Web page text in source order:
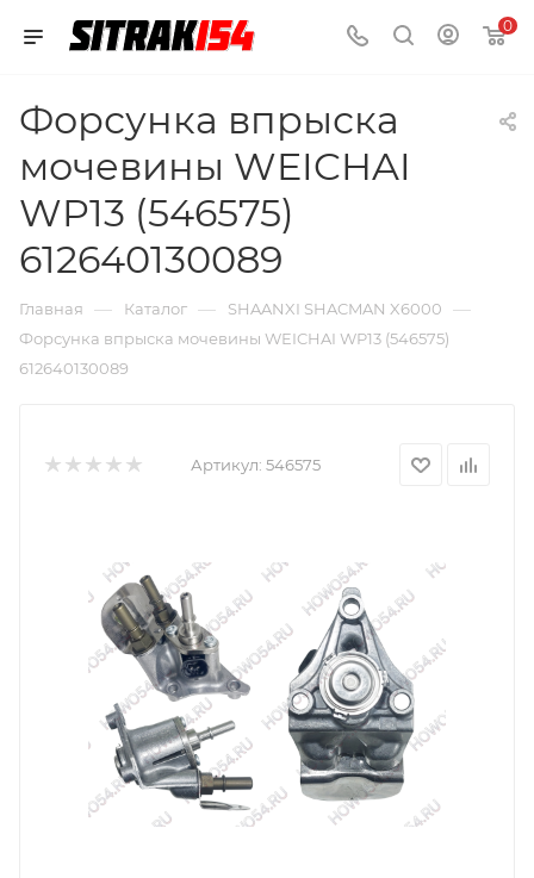
0
Форсунка впрыска
мочевины WEICHAI
WP13 (546575)
612640130089
Главная — Каталог — SHAANXI SHACMAN X6000 —
Форсунка впрыска мочевины WEICHAI WP13 (546575)
612640130089
Артикул: 546575